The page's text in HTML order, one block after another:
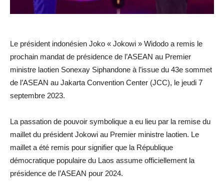
Le président indonésien Joko « Jokowi » Widodo a remis le
prochain mandat de présidence de l’ASEAN au Premier
ministre laotien Sonexay Siphandone à l’issue du 43e sommet
de l’ASEAN au Jakarta Convention Center (JCC), le jeudi 7
septembre 2023.
La passation de pouvoir symbolique a eu lieu par la remise du
maillet du président Jokowi au Premier ministre laotien. Le
maillet a été remis pour signifier que la République
démocratique populaire du Laos assume officiellement la
présidence de l’ASEAN pour 2024.